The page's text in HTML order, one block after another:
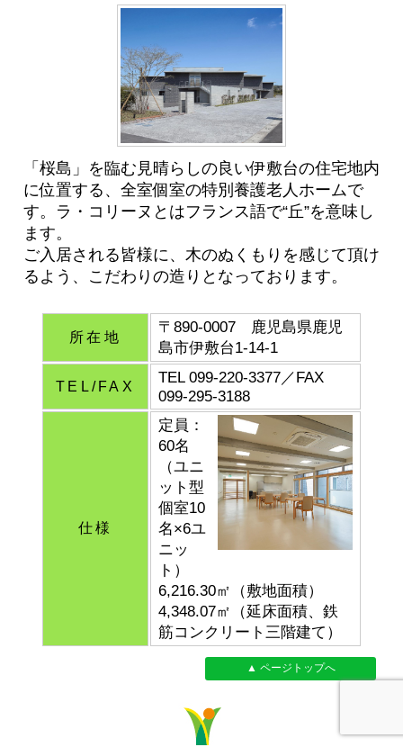
「桜島」を臨む見晴らしの良い伊敷台の住宅地内
に位置する、全室個室の特別養護老人ホームで
す。ラ・コリーヌとはフランス語で“丘”を意味し
ます。
ご入居される皆様に、木のぬくもりを感じて頂け
るよう、こだわりの造りとなっております。
所在地
〒890-0007 鹿児島県鹿児
島市伊敷台1-14-1
TEL/FAX
TEL 099-220-3377／FAX
099-295-3188
仕様
定員：
60名
（ユニ
ット型
個室10
名×6ユ
ニッ
ト）
6,216.30㎡（敷地面積）
4,348.07㎡（延床面積、鉄
筋コンクリート三階建て）
▲ ページトップへ